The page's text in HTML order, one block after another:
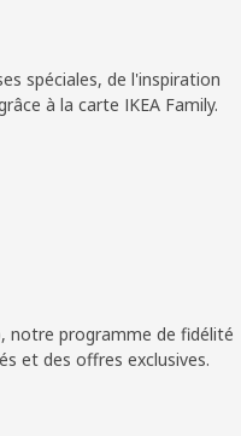
spéciales, de l'inspiration
à la carte IKEA Family.
notre programme de fidélité
et des offres exclusives.